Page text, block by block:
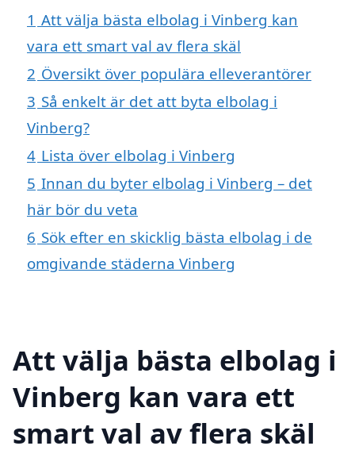
1 Att välja bästa elbolag i Vinberg kan
vara ett smart val av flera skäl
2 Översikt över populära elleverantörer
3 Så enkelt är det att byta elbolag i
Vinberg?
4 Lista över elbolag i Vinberg
5 Innan du byter elbolag i Vinberg – det
här bör du veta
6 Sök efter en skicklig bästa elbolag i de
omgivande städerna Vinberg
Att välja bästa elbolag i
Vinberg kan vara ett
smart val av flera skäl